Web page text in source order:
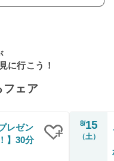
に行こう！
フェア
レゼン
】30分
8/15
（土）